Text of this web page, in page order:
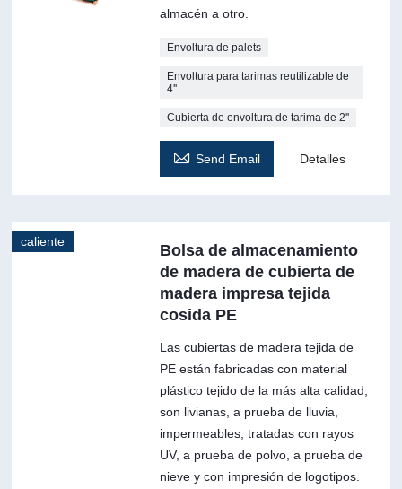
almacén a otro.
Envoltura de palets
Envoltura para tarimas reutilizable de
4''
Cubierta de envoltura de tarima de 2''
 Send Email Detalles
caliente
Bolsa de almacenamiento
de madera de cubierta de
madera impresa tejida
cosida PE
Las cubiertas de madera tejida de
PE están fabricadas con material
plástico tejido de la más alta calidad,
son livianas, a prueba de lluvia,
impermeables, tratadas con rayos
UV, a prueba de polvo, a prueba de
nieve y con impresión de logotipos.